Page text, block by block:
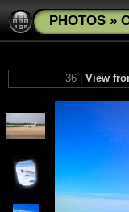
PHOTOS »
36 | View